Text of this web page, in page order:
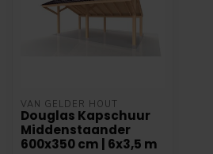
VAN GELDER HOUT
Douglas Kapschuur
Middenstaander
600x350 cm | 6x3,5 m